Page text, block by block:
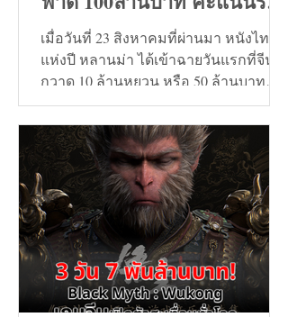
9+
เมื่อวันที่ 23 สิงหาคมที่ผ่านมา หนังไทย
แห่งปี หลานม่า ได้เข้าฉายวันแรกที่จีน
กวาด 10 ล้านหยวน หรือ 50 ล้านบาท
และวันที่ 24 สิงหาคมทะลุ...